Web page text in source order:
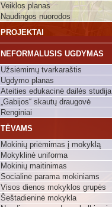
Veiklos planas
Naudingos nuorodos
PROJEKTAI
NEFORMALUSIS UGDYMAS
Užsiėmimų tvarkaraštis
Ugdymo planas
Ateities edukacinė dailės studija
„Gabijos“ skautų draugovė
Renginiai
TĖVAMS
Mokinių priėmimas į mokyklą
Mokyklinė uniforma
Mokinių maitinimas
Socialinė parama mokiniams
Visos dienos mokyklos grupės
Šeštadieninė mokykla